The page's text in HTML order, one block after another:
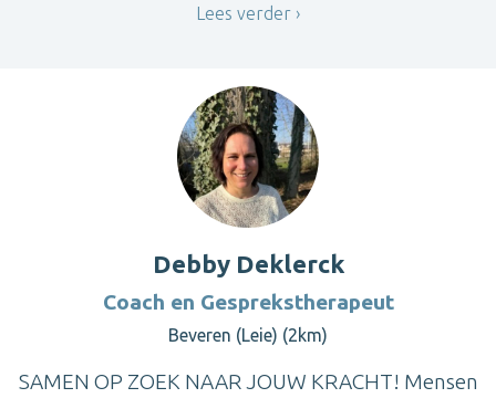
Lees verder
Debby Deklerck
Coach en Gesprekstherapeut
Beveren (Leie) (2km)
SAMEN OP ZOEK NAAR JOUW KRACHT! Mensen